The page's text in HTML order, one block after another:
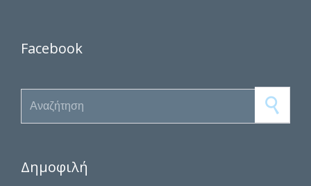
Facebook
Search for:
Δημοφιλή